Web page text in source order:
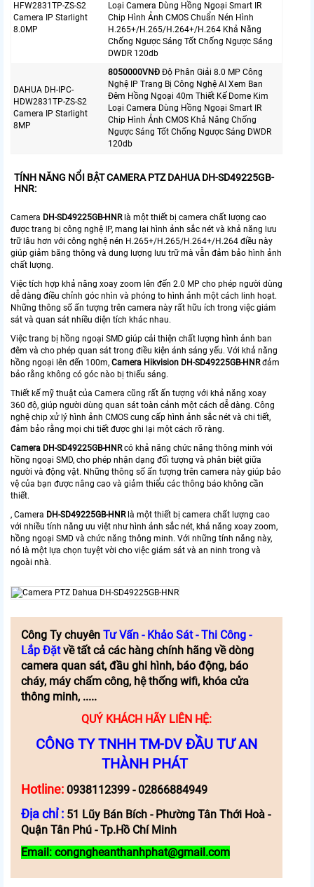
HFW2831TP-ZS-S2
Camera IP Starlight
8.0MP
Loại Camera Dùng Hồng Ngoại Smart IR
Chip Hình Ảnh CMOS Chuẩn Nén Hình
H.265+/H.265/H.264+/H.264 Khả Năng
Chống Ngược Sáng Tốt Chống Ngược Sáng
DWDR 120db
DAHUA DH-IPC-
HDW2831TP-ZS-S2
Camera IP Starlight
8MP
8050000VNÐ Độ Phân Giải 8.0 MP Công
Nghệ IP Trang Bị Công Nghệ AI Xem Ban
Đêm Hồng Ngoại 40m Thiết Kế Dome Kim
Loại Camera Dùng Hồng Ngoại Smart IR
Chip Hình Ảnh CMOS Khả Năng Chống
Ngược Sáng Tốt Chống Ngược Sáng DWDR
120db
TÍNH NĂNG NỔI BẬT CAMERA PTZ DAHUA DH-SD49225GB-
HNR:
Camera DH-SD49225GB-HNRlà một thiết bị camera chất lượng cao
được trang bị công nghệ IP, mang lại hình ảnh sắc nét và khả năng lưu
trữ lâu hơn với công nghệ nén H.265+/H.265/H.264+/H.264 điều này
giúp giảm băng thông và dung lượng lưu trữ mà vẫn đảm bảo hình ảnh
chất lượng.
Việc tích hợp khả năng xoay zoom lên đến 2.0 MP cho phép người dùng
dễ dàng điều chỉnh góc nhìn và phóng to hình ảnh một cách linh hoạt.
Những thông số ấn tượng trên camera này rất hữu ích trong việc giám
sát và quan sát nhiều diện tích khác nhau.
Việc trang bị hồng ngoại SMD giúp cải thiện chất lượng hình ảnh ban
đêm và cho phép quan sát trong điều kiện ánh sáng yếu. Với khả năng
hồng ngoại lên đến 100m, Camera Hikvision DH-SD49225GB-HNRđảm
bảo rằng không có góc nào bị thiếu sáng.
Thiết kế mỹ thuật của Camera cũng rất ấn tượng với khả năng xoay
360 độ, giúp người dùng quan sát toàn cảnh một cách dễ dàng. Công
nghệ chip xử lý hình ảnh CMOS cung cấp hình ảnh sắc nét và chi tiết,
đảm bảo rằng mọi chi tiết được ghi lại một cách rõ ràng.
Camera DH-SD49225GB-HNRcó khả năng chức năng thông minh với
hồng ngoại SMD, cho phép nhận dạng đối tượng và phân biệt giữa
người và động vật. Những thông số ấn tượng trên camera này giúp bảo
vệ của bạn được nâng cao và giảm thiểu các thông báo không cần
thiết.
, Camera DH-SD49225GB-HNRlà một thiết bị camera chất lượng cao
với nhiều tính năng ưu việt như hình ảnh sắc nét, khả năng xoay zoom,
hồng ngoại SMD và chức năng thông minh. Với những tính năng này,
nó là một lựa chọn tuyệt vời cho việc giám sát và an ninh trong và
ngoài nhà.
Công Ty chuyên Tư Vấn - Khảo Sát - Thi Công -
Lắp Đặtvề tất cả các hàng chính hãng về dòng
camera quan sát, đầu ghi hình, báo động, báo
cháy, máy chấm công, hệ thống wifi, khóa cửa
thông minh, .....
QUÝ KHÁCH HÃY LIÊN HỆ:
CÔNG TY TNHH TM-DV ĐẦU TƯ AN
THÀNH PHÁT
Hotline: 0938112399 - 02866884949
Địa chỉ : 51 Lũy Bán Bích - Phường Tân Thới Hoà -
Quận Tân Phú - Tp.Hồ Chí Minh
Email: congngheanthanhphat@gmail.com